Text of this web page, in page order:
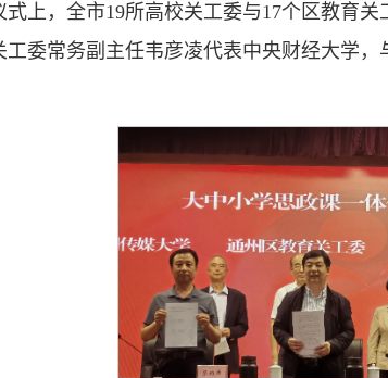
式上，全市19所高校关工委与17个区教育
工委常务副主任韦彦凌代表中央财经大学